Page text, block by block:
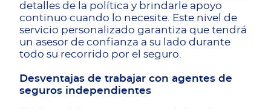
detalles de la política y brindarle apoyo
continuo cuando lo necesite. Este nivel de
servicio personalizado garantiza que tendrá
un asesor de confianza a su lado durante
todo su recorrido por el seguro.
Desventajas de trabajar con agentes de
seguros independientes